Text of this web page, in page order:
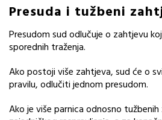
Presuda i tužbeni
Presudom sud odlučuje o zahtjevu
sporednih traženja.
Ako postoji više zahtjeva, sud će o
pravilu, odlučiti jednom presudom.
Ako je više parnica odnosno